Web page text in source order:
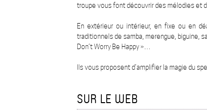
troupe vous font découvrir des mélodies et
En extérieur ou intérieur, en fixe ou en
traditionnels de samba, merengue, biguine,
Don’t Worry Be Happy »…
Ils vous proposent d’amplifier la magie du
SUR LE WEB